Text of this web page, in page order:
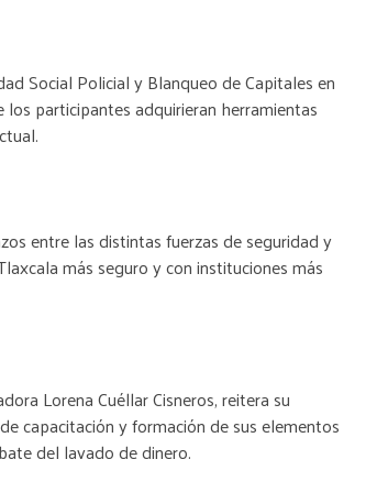
Social Policial y Blanqueo de Capitales en
participantes adquirieran herramientas
entre las distintas fuerzas de seguridad y
más seguro y con instituciones más
Lorena Cuéllar Cisneros, reitera su
capacitación y formación de sus elementos
del lavado de dinero.